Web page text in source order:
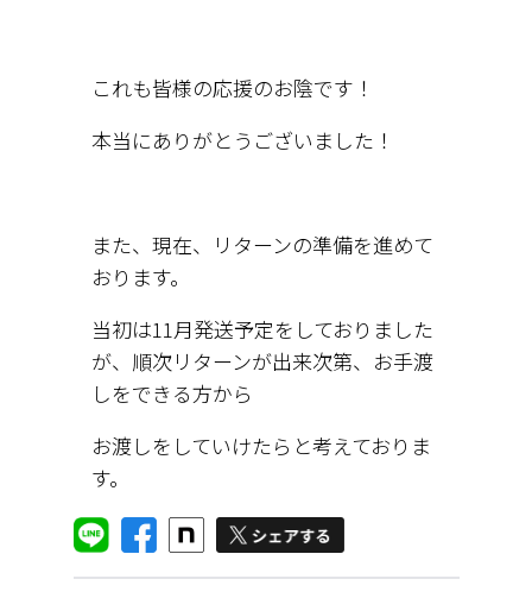
これも皆様の応援のお陰です！
本当にありがとうございました！
また、現在、リターンの準備を進めて
おります。
当初は11月発送予定をしておりました
が、順次リターンが出来次第、お手渡
しをできる方から
お渡しをしていけたらと考えておりま
す。